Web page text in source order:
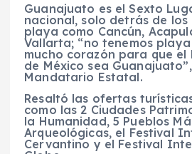
Guanajuato es el Sexto
nacional, solo detrás de los
playa como Cancún,
Vallarta; “no tenemos
mucho corazón para que el
de México sea
Mandatario Estatal.
Resaltó las ofertas
como las 2 Ciudades
la Humanidad, 5 Pueblos
Arqueológicas, el Festival
Cervantino y el Festival